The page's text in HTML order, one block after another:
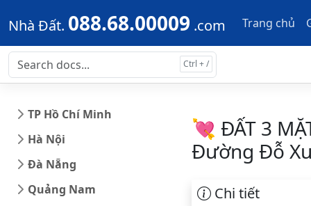
Skip to main content Skip to docs navigation
Nhà Đất. 088.68.00009 .com Trang chủ
TP Hồ Chí Minh
Hà Nội
Đà Nẵng
Quảng Nam
💘 ĐẤT 3
Đường Đỗ
Chi tiết